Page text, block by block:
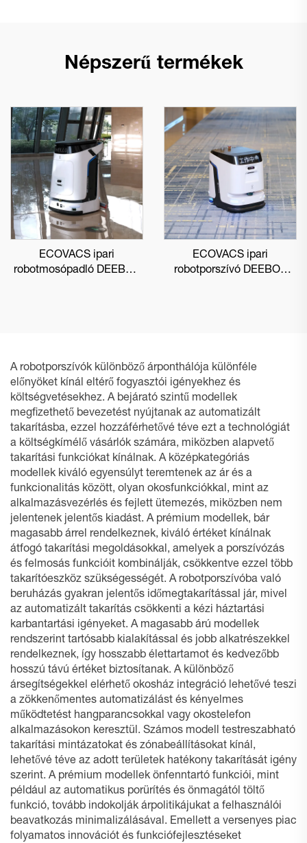
Népszerű termékek
ECOVACS ipari
robotmosópadló DEEBOT
ECOVACS ipari
robotporszívó DEEBOT
A robotporszívók különböző árponthálója különféle
előnyöket kínál eltérő fogyasztói igényekhez és
költségvetésekhez. A bejárató szintű modellek
megfizethető bevezetést nyújtanak az automatizált
takarításba, ezzel hozzáférhetővé téve ezt a technológiát
a költségkímélő vásárlók számára, miközben alapvető
takarítási funkciókat kínálnak. A középkategóriás
modellek kiváló egyensúlyt teremtenek az ár és a
funkcionalitás között, olyan okosfunkciókkal, mint az
alkalmazásvezérlés és fejlett ütemezés, miközben nem
jelentenek jelentős kiadást. A prémium modellek, bár
magasabb árrel rendelkeznek, kiváló értéket kínálnak
átfogó takarítási megoldásokkal, amelyek a porszívózás
és felmosás funkcióit kombinálják, csökkentve ezzel több
takarítóeszköz szükségességét. A robotporszívóba való
beruházás gyakran jelentős időmegtakarítással jár, mivel
az automatizált takarítás csökkenti a kézi háztartási
karbantartási igényeket. A magasabb árú modellek
rendszerint tartósabb kialakítással és jobb alkatrészekkel
rendelkeznek, így hosszabb élettartamot és kedvezőbb
hosszú távú értéket biztosítanak. A különböző
ársegítségekkel elérhető okosház integráció lehetővé teszi
a zökkenőmentes automatizálást és kényelmes
működtetést hangparancsokkal vagy okostelefon
alkalmazásokon keresztül. Számos modell testreszabható
takarítási mintázatokat és zónabeállításokat kínál,
lehetővé téve az adott területek hatékony takarítását igény
szerint. A prémium modellek önfenntartó funkciói, mint
például az automatikus porürítés és önmagától töltő
funkció, tovább indokolják árpolitikájukat a felhasználói
beavatkozás minimalizálásával. Emellett a versenyes piac
folyamatos innovációt és funkciófejlesztéseket